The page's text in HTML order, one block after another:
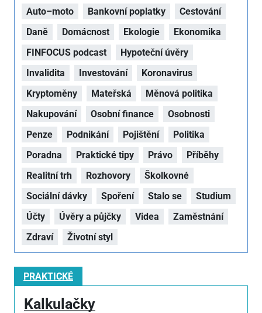
Auto–moto Bankovní poplatky
Cestování
Daně
Domácnost Ekologie
Ekonomika
FINFOCUS podcast
Hypoteční úvěry
Invalidita
Investování
Koronavirus
Kryptoměny
Mateřská
Měnová politika
Nakupování
Osobní finance
Osobnosti
Penze
Podnikání Pojištění
Politika
Poradna
Praktické tipy Právo
Příběhy
Realitní trh
Rozhovory
Školkovné
Sociální dávky
Spoření Stalo se
Studium
Účty
Úvěry a půjčky Videa
Zaměstnání
Zdraví
Životní styl
PRAKTICKÉ
Kalkulačky